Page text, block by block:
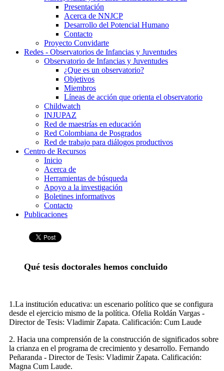
Presentación
Acerca de NNJCP
Desarrollo del Potencial Humano
Contacto
Proyecto Convidarte
Redes - Observatorios de Infancias y Juventudes
Observatorio de Infancias y Juventudes
¿Que es un observatorio?
Objetivos
Miembros
Líneas de acción que orienta el observatorio
Childwatch
INJUPAZ
Red de maestrías en educación
Red Colombiana de Posgrados
Red de trabajo para diálogos productivos
Centro de Recursos
Inicio
Acerca de
Herramientas de búsqueda
Apoyo a la investigación
Boletines informativos
Contacto
Publicaciones
Qué tesis doctorales hemos concluido
1.La institución educativa: un escenario político que se configura
desde el ejercicio mismo de la política. Ofelia Roldán Vargas -
Director de Tesis: Vladimir Zapata. Calificación: Cum Laude
2. Hacia una comprensión de la construcción de significados sobre
la crianza en el programa de crecimiento y desarrollo. Fernando
Peñaranda - Director de Tesis: Vladimir Zapata. Calificación:
Magna Cum Laude.